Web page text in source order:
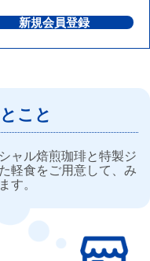
新規会員登録
こと
ャル焙煎珈琲と特製ジ
軽食をご用意して、み
。